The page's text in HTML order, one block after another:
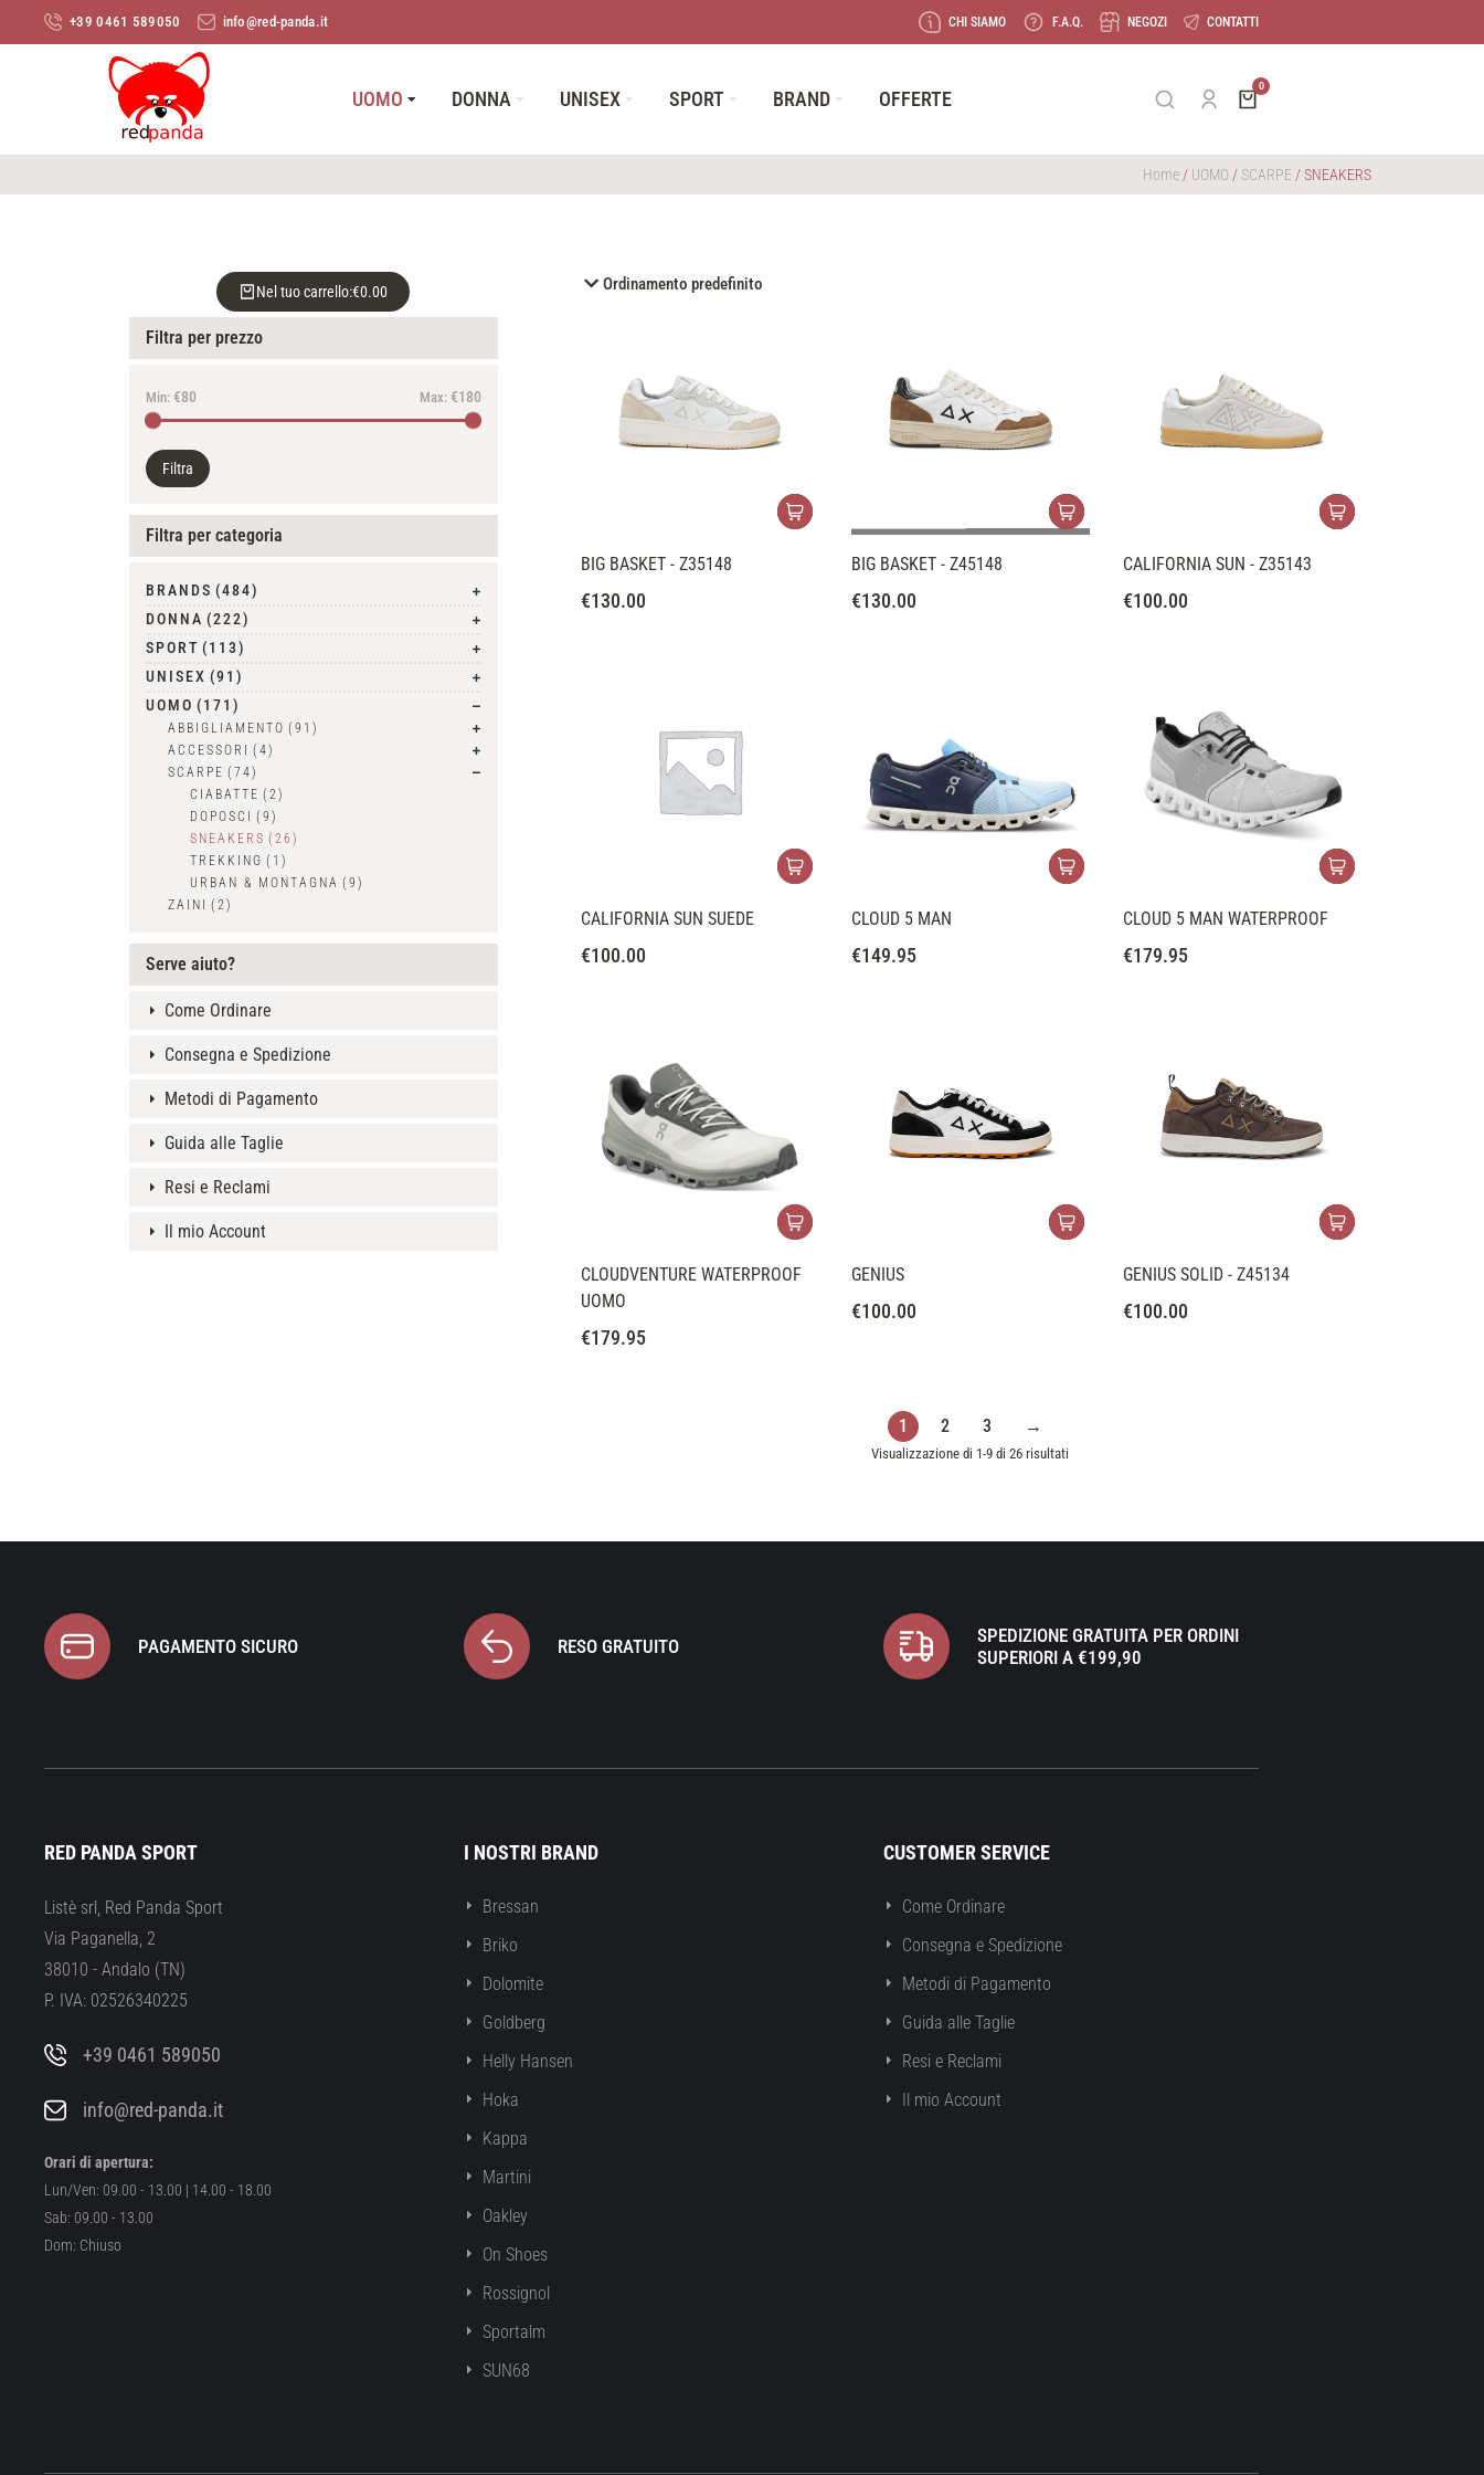
+39 0461 589050 info@red-panda.it CHI SIAMO F.A.Q. NEGOZI CONTATTI
UOMO DONNA UNISEX SPORT BRAND OFFERTE
Home / UOMO / SCARPE / SNEAKERS
Nel tuo carrello:€0.00
Filtra per prezzo
Min: €80 Max: €180
Filtra
Filtra per categoria
BRANDS (484)
DONNA (222)
SPORT (113)
UNISEX (91)
UOMO (171)
ABBIGLIAMENTO (91)
ACCESSORI
(4)
SCARPE (74)
CIABATTE (2)
DOPOSCI
(9)
SNEAKERS (26)
TREKKING (1)
URBAN & MONTAGNA (9)
ZAINI
(2)
Serve aiuto?
Come Ordinare
Consegna e Spedizione
Metodi di Pagamento
Guida alle Taglie
Resi e Reclami
Il mio Account
BIG BASKET - Z35148
€130.00
BIG BASKET - Z45148
€130.00
CALIFORNIA SUN - Z35143
€100.00
CALIFORNIA SUN SUEDE
€100.00
CLOUD 5 MAN
€149.95
CLOUD 5 MAN WATERPROOF
€179.95
CLOUDVENTURE WATERPROOF
UOMO
€179.95
GENIUS
€100.00
GENIUS SOLID - Z45134
€100.00
1 2 3 →
Visualizzazione di 1-9 di 26 risultati
PAGAMENTO SICURO RESO GRATUITO
SPEDIZIONE GRATUITA PER ORDINI
SUPERIORI A €199,90
RED PANDA SPORT
Listè srl, Red Panda Sport
Via Paganella, 2
38010 - Andalo (TN)
P. IVA: 02526340225
+39 0461 589050
info@red-panda.it
Orari di apertura:
Lun/Ven: 09.00 - 13.00 | 14.00 - 18.00
Sab: 09.00 - 13.00
Dom: Chiuso
I NOSTRI BRAND
Bressan
Briko
Dolomite
Goldberg
Helly Hansen
Hoka
Kappa
Martini
Oakley
On Shoes
Rossignol
Sportalm
SUN68
CUSTOMER SERVICE
Come Ordinare
Consegna e Spedizione
Metodi di Pagamento
Guida alle Taglie
Resi e Reclami
Il mio Account